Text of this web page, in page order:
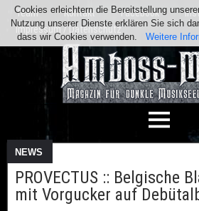
Team Kontakt Facebook
Impressum / Datenschutz
NEWS
PROVECTUS :: Belgische
mit Vorgucker auf
Cookies erleichtern die Bereitstellung
Nutzung unserer Dienste erklären Sie sich
dass wir Cookies verwenden.
Weitere